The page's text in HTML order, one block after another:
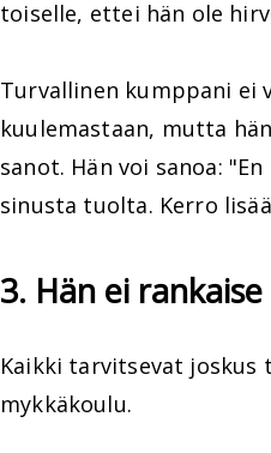
toiselle, ettei hän ole
Turvallinen kumppani ei
kuulemastaan, mutta
sanot. Hän voi sanoa:
sinusta tuolta. Kerro
3. Hän ei
Kaikki tarvitsevat joskus
mykkäkoulu.